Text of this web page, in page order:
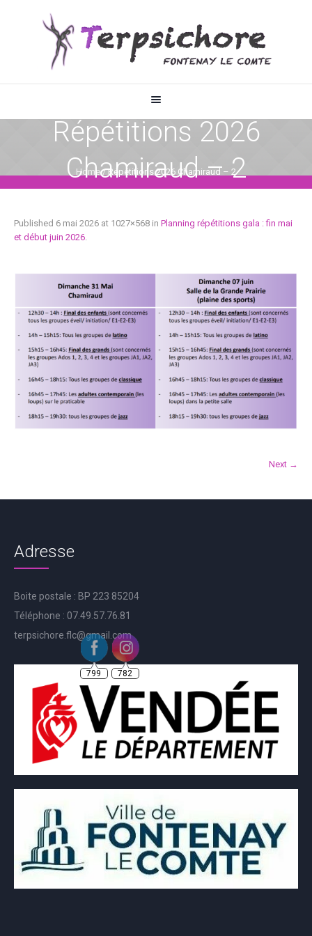
Répétitions 2026
Chamiraud – 2
Home /Répétitions 2026 Chamiraud – 2
Published 6 mai 2026 at 1027×568 in Planning répétitions gala : fin mai
et début juin 2026.
Next →
Adresse
Boite postale : BP 223 85204
Téléphone : 07.49.57.76.81
terpsichore.flc@gmail.com
799 782